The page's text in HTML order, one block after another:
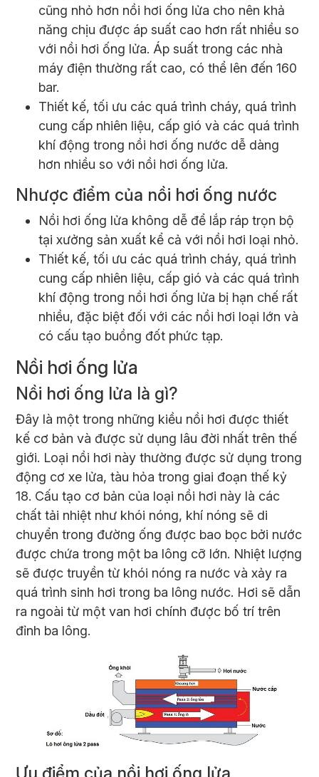
cũng nhỏ hơn nồi hơi ống lửa cho nên khả
năng chịu được áp suất cao hơn rất nhiều so
với nồi hơi ống lửa. Áp suất trong các nhà
máy điện thường rất cao, có thể lên đến 160
bar.
Thiết kế, tối ưu các quá trình cháy, quá trình
cung cấp nhiên liệu, cấp gió và các quá trình
khí động trong nồi hơi ống nước dễ dàng
hơn nhiều so với nồi hơi ống lửa.
Nhược điểm của nồi hơi ống nước
Nồi hơi ống lửa không dễ để lắp ráp trọn bộ
tại xưởng sản xuất kể cả với nồi hơi loại nhỏ.
Thiết kế, tối ưu các quá trình cháy, quá trình
cung cấp nhiên liệu, cấp gió và các quá trình
khí động trong nồi hơi ống lửa bị hạn chế rất
nhiều, đặc biệt đối với các nồi hơi loại lớn và
có cấu tạo buồng đốt phức tạp.
Nồi hơi ống lửa
Nồi hơi ống lửa là gì?
Đây là một trong những kiều nồi hơi được thiết
kế cơ bản và được sử dụng lâu đời nhất trên thế
giới. Loại nồi hơi này thường được sử dụng trong
động cơ xe lửa, tàu hỏa trong giai đoạn thế kỷ
18. Cấu tạo cơ bản của loại nồi hơi này là các
chất tải nhiệt như khói nóng, khí nóng sẽ di
chuyển trong đường ống được bao bọc bởi nước
được chứa trong một ba lông cỡ lớn. Nhiệt lượng
sẽ được truyền từ khói nóng ra nước và xảy ra
quá trình sinh hơi trong ba lông nước. Hơi sẽ dẫn
ra ngoài từ một van hơi chính được bố trí trên
đỉnh ba lông.